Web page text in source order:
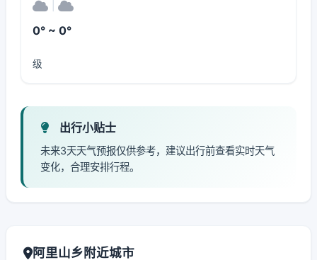
0° ~ 0°
级
出行小贴士
未来3天天气预报仅供参考，建议出行前查看实时天气
变化，合理安排行程。
阿里山乡附近城市